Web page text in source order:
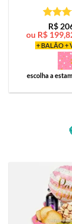
de 5
R$
ou R$
+ BALÃO +
escolha a